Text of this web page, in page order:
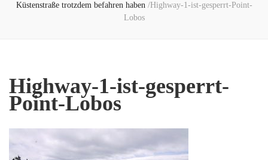
Küstenstraße trotzdem befahren haben /Highway-1-ist-gesperrt-Point-
Lobos
Highway-1-ist-gesperrt-
Point-Lobos